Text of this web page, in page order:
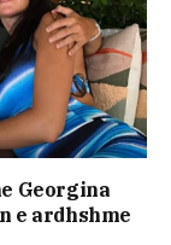
Georgina
e ardhshme